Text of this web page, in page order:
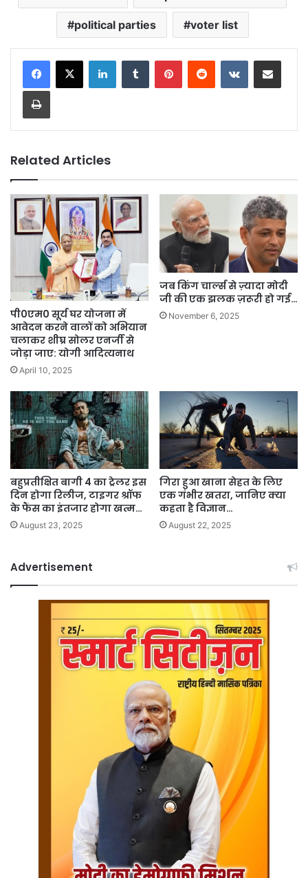
political parties voter list
LinkedInTumblr PinterestReddit VKontakteShare via Email
Print
Related Articles
पी0एम0 सूर्य घर योजना में
आवेदन करने वालों को अभियान
चलाकर शीघ्र सोलर एनर्जी से
जोड़ा जाए: योगी आदित्यनाथ
April 10, 2025
जब किंग चार्ल्स से ज़्यादा मोदी
जी की एक झलक ज़रूरी हो गई…
November 6, 2025
बहुप्रतीक्षित बागी 4 का ट्रेलर इस
दिन होगा रिलीज, टाइगर श्रॉफ
के फैंस का इंतजार होगा खत्म…
August 23, 2025
गिरा हुआ खाना सेहत के लिए
एक गंभीर खतरा, जानिए क्या
कहता है विज्ञान…
August 22, 2025
Advertisement